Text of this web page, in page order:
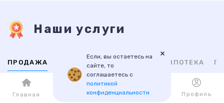
Наши услуги
ПРОДАЖА ИПОТЕКА
ВТОРИЧНАЯ НОВОСТРОЙКИ
Если, вы остаетесь на
сайте, то
соглашаетесь с
политикой
конфиденциальности
×
Главная Каталог Избранное Профиль